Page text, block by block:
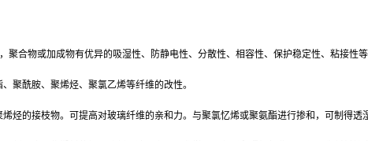
合物或加成物有优异的吸湿性、防静电性、分散性、相容性、保护稳定性、粘接性等
聚酰胺、聚烯烃、聚氯乙烯等纤维的改性。
烃的接枝物。可提高对玻璃纤维的亲和力。与聚氯忆烯或聚氨酯进行掺和，可制得透